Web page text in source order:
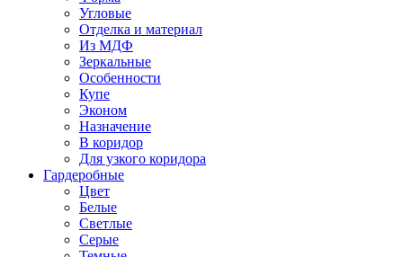
Угловые
Отделка и материал
Из МДФ
Зеркальные
Особенности
Купе
Эконом
Назначение
В коридор
Для узкого коридора
Гардеробные
Цвет
Белые
Светлые
Серые